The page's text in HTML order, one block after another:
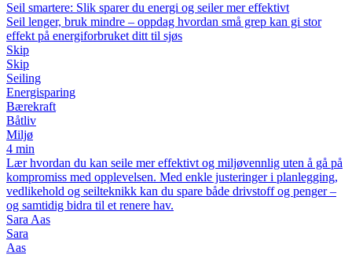
Seil smartere: Slik sparer du energi og seiler mer effektivt
Seil lenger, bruk mindre – oppdag hvordan små grep kan gi stor
effekt på energiforbruket ditt til sjøs
Skip
Skip
Seiling
Energisparing
Bærekraft
Båtliv
Miljø
4 min
Lær hvordan du kan seile mer effektivt og miljøvennlig uten å gå på
kompromiss med opplevelsen. Med enkle justeringer i planlegging,
vedlikehold og seilteknikk kan du spare både drivstoff og penger –
og samtidig bidra til et renere hav.
Sara Aas
Sara
Aas